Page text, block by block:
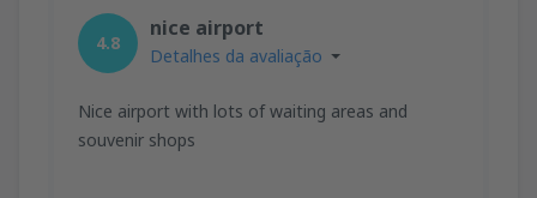
4.8
nice airport
Detalhes da avaliação
Nice airport with lots of waiting areas and
souvenir shops